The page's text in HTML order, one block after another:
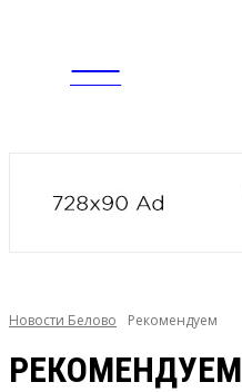
news
Новости Белово Рекомендуем
РЕКОМЕНДУЕМ